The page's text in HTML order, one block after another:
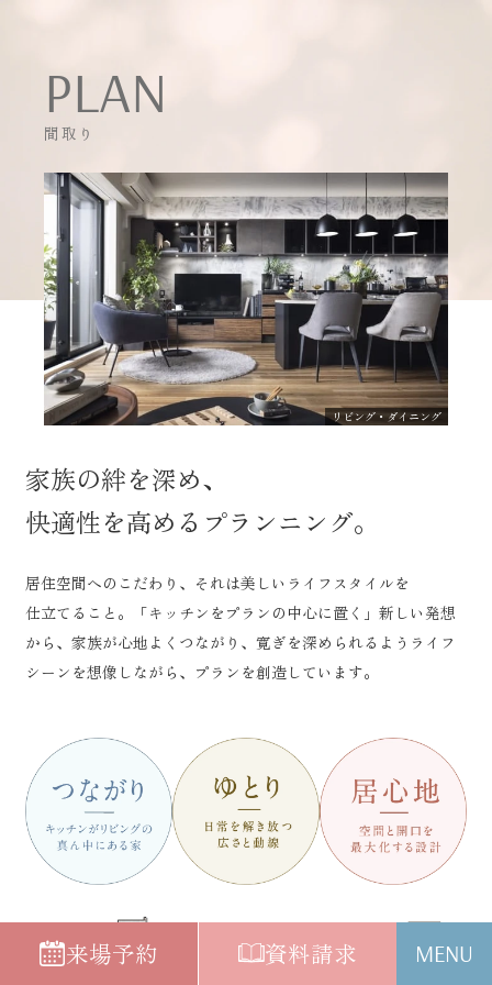
PLAN
間取り
リビング・ダイニング
家族の絆を深め、
快適性を高めるプランニング。
居住空間へのこだわり、それは美しいライフスタイルを
仕立てること。「キッチンをプランの中心に置く」新しい発想
から、家族が心地よくつながり、寛ぎを深められるようライフ
シーンを想像しながら、プランを創造しています。
来場予約 資料請求 MENU